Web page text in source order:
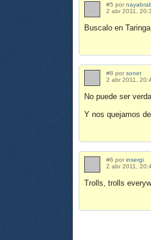
#5 por
2 abr 2011,
Buscalo en Taringa
#8 por sonet
2 abr 2011,
No puede ser
Y nos quejamos
#6 por insergi
2 abr 2011,
Trolls, trolls